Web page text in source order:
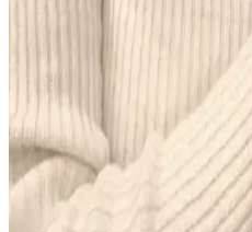
Makyajda Doğru Ürün
Teknikleri ile Kalıcı ve
Makyajda doğru ürün seçimi ve
bir görünüm için kritik öneme
dayanıklı göz kalemine kadar
detaylıca ele alınmıştır.
Colgate Sensitive Diş